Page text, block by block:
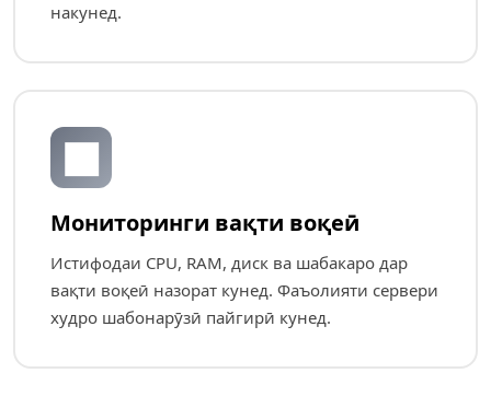
накунед.
📊
Мониторинги вақти воқеӣ
Истифодаи CPU, RAM, диск ва шабакаро дар
вақти воқеӣ назорат кунед. Фаъолияти сервери
худро шабонарӯзӣ пайгирӣ кунед.